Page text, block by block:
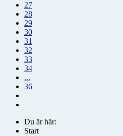
27
28
29
30
31
32
33
34
...
36
Du är här:
Start